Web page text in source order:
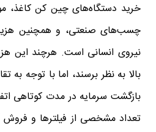
خرید دستگاه‌های چین کن کاغذ،
چسب‌های صنعتی، و همچنین
نیروی انسانی است. هرچند این
بالا به نظر برسند، اما با توجه به
بازگشت سرمایه در مدت کوتاهی
تعداد مشخصی از فیلترها و فروش